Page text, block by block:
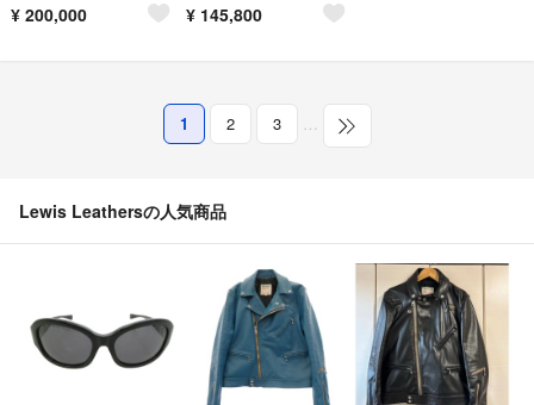
¥ 200,000 ¥ 145,800
1 2 3 …
Lewis Leathersの人気商品